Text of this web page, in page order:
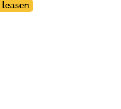
leasen